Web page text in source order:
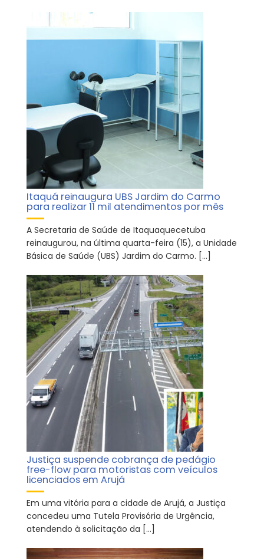
Itaquá reinaugura UBS Jardim do Carmo
para realizar 11 mil atendimentos por mês
A Secretaria de Saúde de Itaquaquecetuba
reinaugurou, na última quarta-feira (15), a Unidade
Básica de Saúde (UBS) Jardim do Carmo. […]
Justiça suspende cobrança de pedágio
free-flow para motoristas com veículos
licenciados em Arujá
Em uma vitória para a cidade de Arujá, a Justiça
concedeu uma Tutela Provisória de Urgência,
atendendo à solicitação da […]